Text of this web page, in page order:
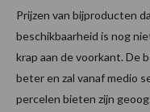
Prijzen van bijproducten
beschikbaarheid is nog
krap aan de voorkant. De
beter en zal vanaf medio
percelen bieten zijn